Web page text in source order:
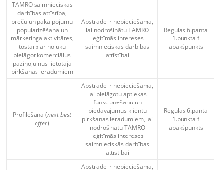
TAMRO saimnieciskās
darbības attīstība,
preču un pakalpojumu
popularizēšana un
mārketinga aktivitātes,
tostarp ar nolūku
pielāgot komerciālus
paziņojumus lietotāja
pirkšanas ieradumiem
Apstrāde ir nepieciešama,
lai nodrošinātu TAMRO
leģitīmās intereses
saimnieciskās darbības
attīstībai
Regulas 6.panta
1.punkta f
apakšpunkts
Profilēšana (next best
offer)
Apstrāde ir nepieciešama,
lai pielāgotu aptiekas
funkcionēšanu un
piedāvājumus klientu
pirkšanas ieradumiem, lai
nodrošinātu TAMRO
leģitīmās intereses
saimnieciskās darbības
attīstībai
Regulas 6.panta
1.punkta f
apakšpunkts
Apstrāde ir nepieciešama,